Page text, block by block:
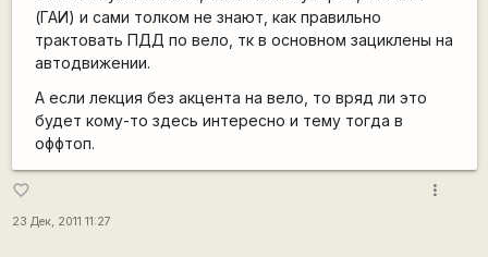
(ГАИ) и сами толком не знают, как правильно
трактовать ПДД по вело, тк в основном зациклены на
автодвижении.
А если лекция без акцента на вело, то вряд ли это
будет кому-то здесь интересно и тему тогда в
оффтоп.
favorite_border
23 Дек, 2011 11:27
more_vert